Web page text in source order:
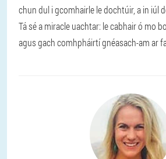
chun dul i gcomhairle le dochtúir, a in iúl
Tá sé a miracle uachtar: le cabhair ó mo
agus gach comhpháirtí gnéasach-am ar